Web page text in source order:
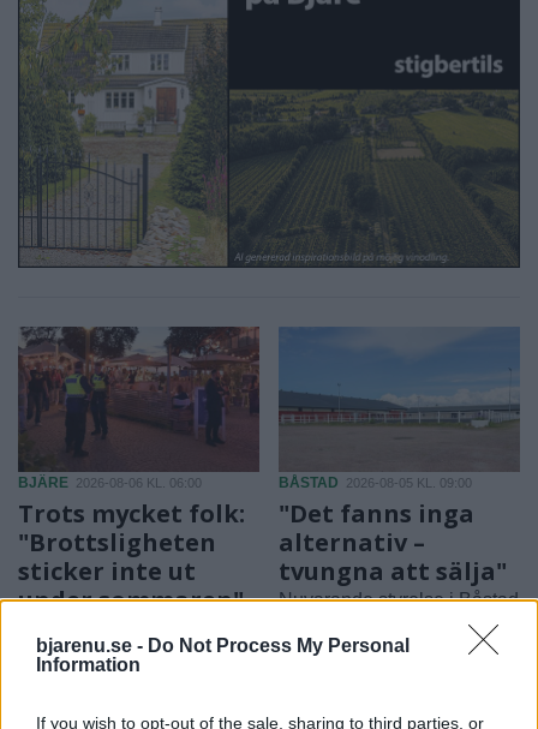
bjarenu.se - Do Not Process My Personal
Information
If you wish to opt-out of the sale, sharing to third parties, or
BJÄRE 2026-08-06 KL. 06:00
Trots mycket folk:
"Brottsligheten
sticker inte ut
under sommaren"
narkotikabrott, några stölder
bredrägerier.
BÅSTAD 2026-08-05 KL. 09:00
"Det fanns inga
alternativ –
tvungna att sälja"
Nuvarande styrelse i Båstad
Ridklubb får stöd av en
medlem.